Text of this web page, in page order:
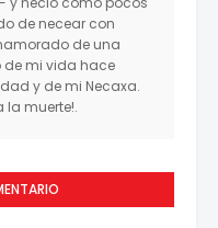
de necear con
de una
de mi vida hace
y de mi Necaxa.
la muerte!.